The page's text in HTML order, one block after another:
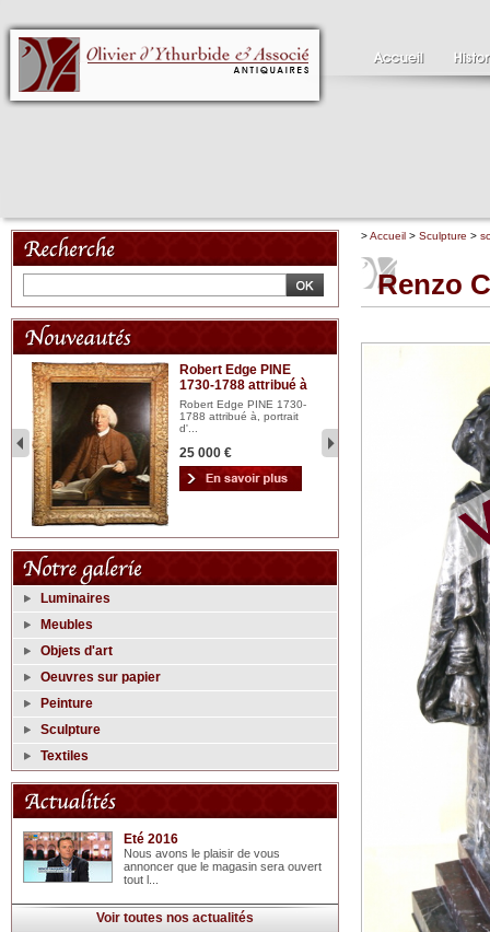
Robert Edge PINE
1730-1788 attribué à
Robert Edge PINE 1730-
1788 attribué à, portrait
d'...
25 000 € 2
Luminaires
Meubles
Objets d'art
Oeuvres sur papier
Peinture
Sculpture
Textiles
Eté 2016
Nous avons le plaisir de vous
annoncer que le magasin sera ouvert
tout l...
Voir toutes nos actualités
>Accueil > Sculpture >
Renzo